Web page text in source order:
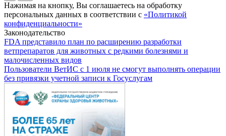
Нажимая на кнопку, Вы соглашаетесь на обработку
персональных данных в соответствии с «Политикой
конфиденциальности»
Законодательство
FDA представило план по расширению разработки
ветпрепаратов для животных с редкими болезнями и
малочисленных видов
Пользователи ВетИС с 1 июля не смогут выполнять операции
без привязки учетной записи к Госуслугам